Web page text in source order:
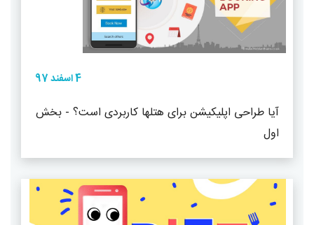
4 اسفند 97
آیا طراحی اپلیکیشن برای هتلها کاربردی است؟ - بخش
اول